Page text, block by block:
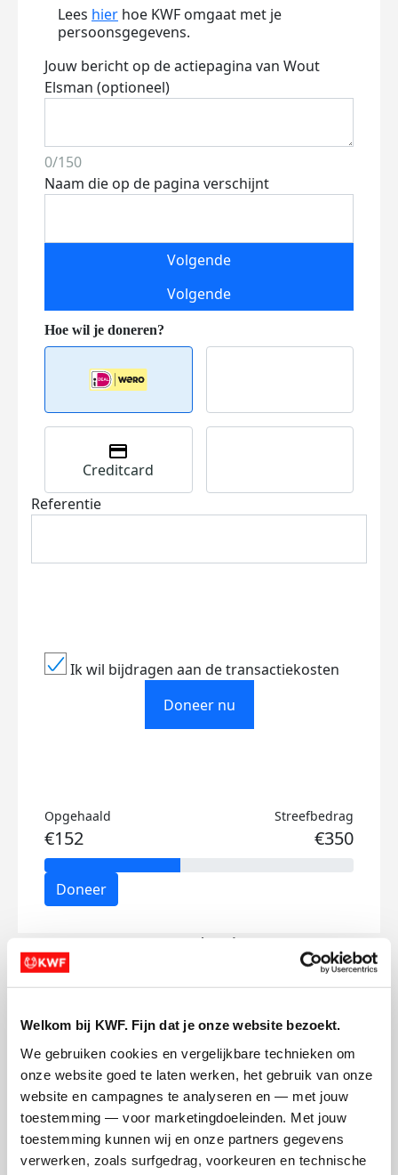
Welkom bij KWF. Fijn dat je onze website bezoekt.
We gebruiken cookies en vergelijkbare technieken om
onze website goed te laten werken, het gebruik van onze
website en campagnes te analyseren en — met jouw
toestemming — voor marketingdoeleinden. Met jouw
toestemming kunnen wij en onze partners gegevens
verwerken, zoals surfgedrag, voorkeuren en technische
Lees hier hoe KWF omgaat met je
persoonsgegevens.
Jouw bericht op de actiepagina van Wout
Elsman (optioneel)
0/150
Naam die op de pagina verschijnt
Volgende
Volgende
Creditcard
Referentie
Ik wil bijdragen aan de transactiekosten
Doneer nu
Opgehaald
€152
Streefbedrag
€350
Doneer
Wout's badges